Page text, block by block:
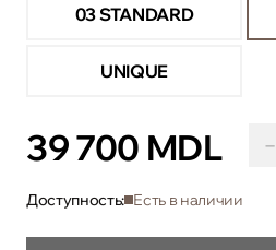
03 STANDARD
UNIQUE
39 700 MDL −
Доступность: Есть в наличии